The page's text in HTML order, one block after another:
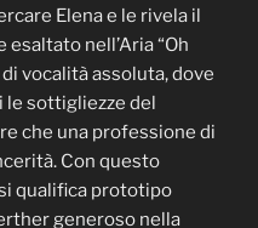
Elena e le rivela il
nell’Aria “Oh
vocalità assoluta, dove
le sottigliezze del
che una professione di
Con questo
qualifica prototipo
generoso nella